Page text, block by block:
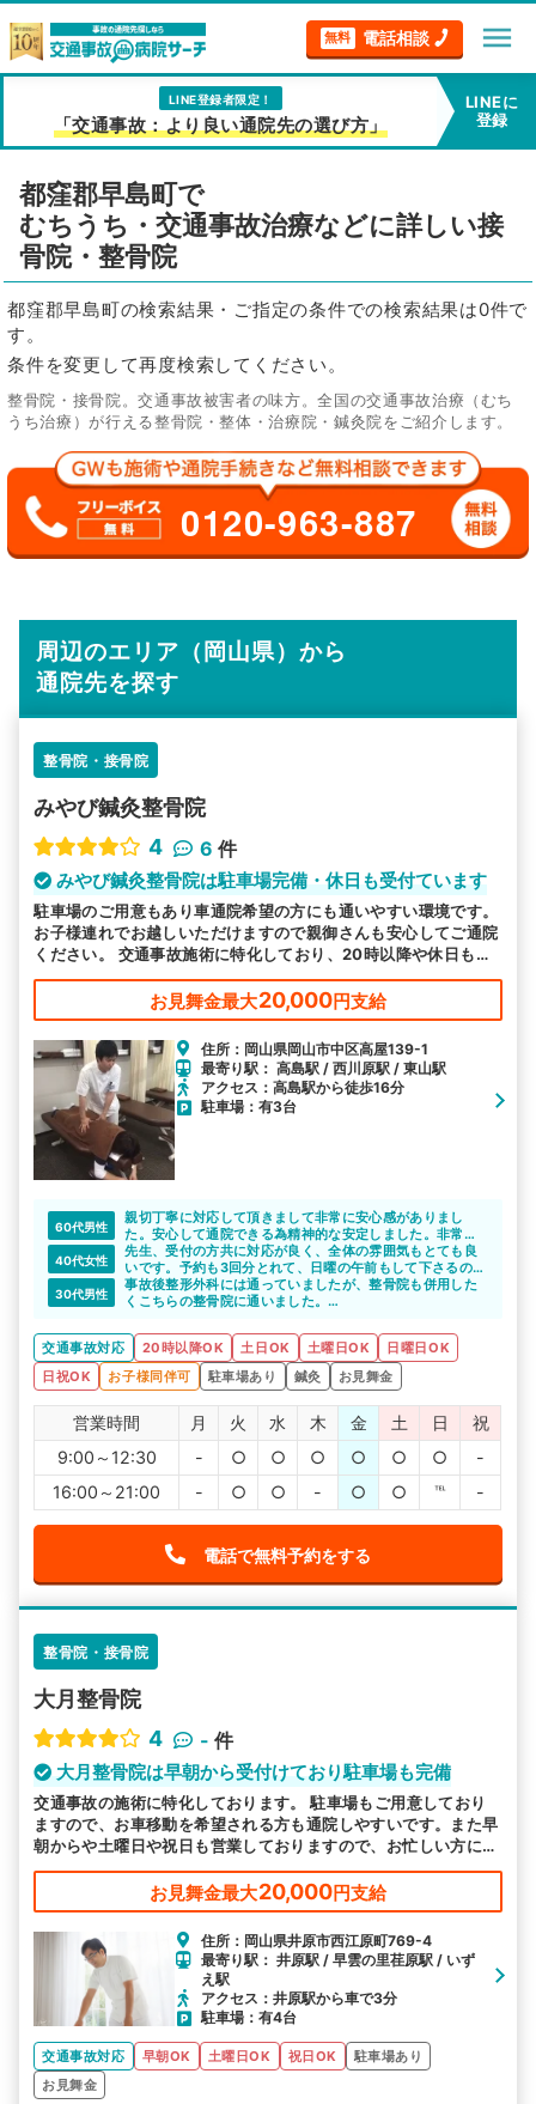
無料 電話相談 menu
LINE登録者限定！
「交通事故：より良い通院先の選び方」
LINEに
登録
都窪郡早島町で
むちうち・交通事故治療などに詳しい接
骨院・整骨院
都窪郡早島町の検索結果・ご指定の条件での検索結果は0件で
す。
条件を変更して再度検索してください。
整骨院・接骨院。交通事故被害者の味方。全国の交通事故治療（むち
うち治療）が行える整骨院・整体・治療院・鍼灸院をご紹介します。
0120-963-887
周辺のエリア（岡山県）から
通院先を探す
整骨院・接骨院
みやび鍼灸整骨院
4
6 件
みやび鍼灸整骨院は駐車場完備・休日も受付ています
駐車場のご用意もあり車通院希望の方にも通いやすい環境です。
お子様連れでお越しいただけますので親御さんも安心してご通院
ください。 交通事故施術に特化しており、20時以降や休日も営
業でお忙しい方も通いやすいと好評です。
お見舞金最大20,000円支給
住所：岡山県岡山市中区高屋139-1
最寄り駅： 高島駅 / 西川原駅 / 東山駅
アクセス：高島駅から徒歩16分
駐車場：有3台
60代男性
親切丁寧に対応して頂きまして非常に安心感がありまし
た。安心して通院できる為精神的な安定しました。非常に
良い整骨院に出会う事ができて感謝しております。
40代女性
先生、受付の方共に対応が良く、全体の雰囲気もとても良
いです。予約も3回分とれて、日曜の午前もして下さるの
で、とても時間もとりやすいです。
30代男性
事故後整形外科には通っていましたが、整骨院も併用した
くこちらの整骨院に通いました。
末も行くことができました。
交通事故対応 20時以降OK 土日OK 土曜日OK
日曜日OK
日祝OK
お子様同伴可 駐車場あり 鍼灸 お見舞金
営業時間 月 火 水 木 金 土 日
祝
9:00～12:30
- ○ ○ ○ ○ ○ ○
-
16:00～21:00
- ○ ○ - ○ ○ ℡ -
電話で無料予約をする
整骨院・接骨院
大月整骨院
4
- 件
大月整骨院は早朝から受付けており駐車場も完備
交通事故の施術に特化しております。 駐車場もご用意しており
ますので、お車移動を希望される方も通院しやすいです。また早
朝からや土曜日や祝日も営業しておりますので、お忙しい方にも
通いやすい環境を整えております。皆様のお越しをお待ちしてお
お見舞金最大20,000円支給
住所：岡山県井原市西江原町769-4
最寄り駅： 井原駅 / 早雲の里荏原駅 / いず
え駅
アクセス：井原駅から車で3分
駐車場：有4台
交通事故対応 早朝OK 土曜日OK 祝日OK
駐車場あり
お見舞金